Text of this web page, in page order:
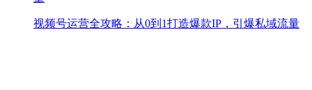
视频号运营全攻略：从0到1打造爆款IP，引爆私域流量